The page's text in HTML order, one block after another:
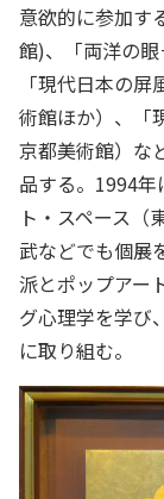
意欲的に参加す
館)、「両洋の眼
「現代日本の
術館ほか）、「
京都美術館）な
品する。1994
ト・スペース（
武などでも個展
派とポップアー
グ心理学を学び
に取り組む。